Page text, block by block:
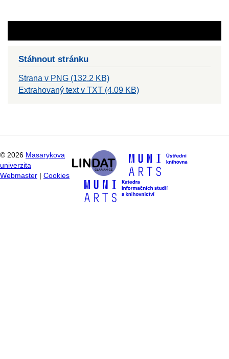
Stáhnout stránku
Strana v PNG (132.2 KB)
Extrahovaný text v TXT (4.09 KB)
© 2026 Masarykova
univerzita
Webmaster
Cookies